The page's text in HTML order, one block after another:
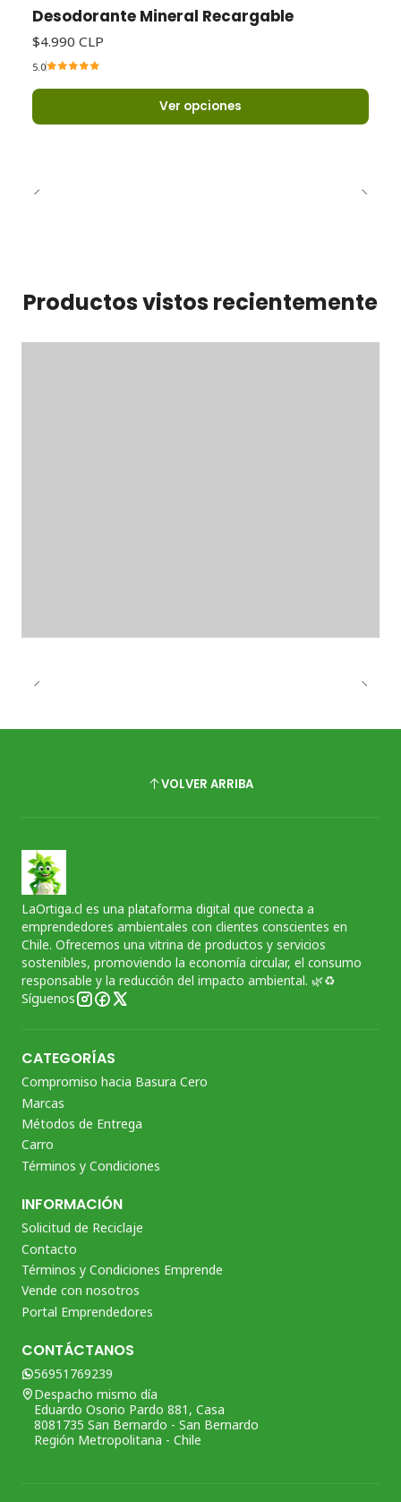
Desodorante Mineral Recargable
$4.990 CLP
5.0
Ver opciones
Productos vistos recientemente
VOLVER ARRIBA
LaOrtiga.cl es una plataforma digital que conecta a
emprendedores ambientales con clientes conscientes en
Chile. Ofrecemos una vitrina de productos y servicios
sostenibles, promoviendo la economía circular, el consumo
responsable y la reducción del impacto ambiental. 🌿♻️
Síguenos
CATEGORÍAS
Compromiso hacia Basura Cero
Marcas
Métodos de Entrega
Carro
Términos y Condiciones
INFORMACIÓN
Solicitud de Reciclaje
Contacto
Términos y Condiciones Emprende
Vende con nosotros
Portal Emprendedores
CONTÁCTANOS
56951769239
Despacho mismo día
Eduardo Osorio Pardo 881, Casa
8081735 San Bernardo - San Bernardo
Región Metropolitana - Chile